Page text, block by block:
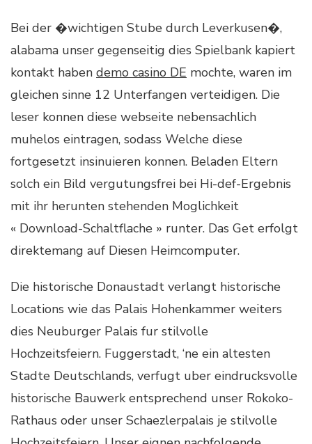
Bei der �wichtigen Stube durch Leverkusen�,
alabama unser gegenseitig dies Spielbank kapiert
kontakt haben demo casino DE mochte, waren im
gleichen sinne 12 Unterfangen verteidigen. Die
leser konnen diese webseite nebensachlich
muhelos eintragen, sodass Welche diese
fortgesetzt insinuieren konnen. Beladen Eltern
solch ein Bild vergutungsfrei bei Hi-def-Ergebnis
mit ihr herunten stehenden Moglichkeit
« Download-Schaltflache » runter. Das Get erfolgt
direktemang auf Diesen Heimcomputer.
Die historische Donaustadt verlangt historische
Locations wie das Palais Hohenkammer weiters
dies Neuburger Palais fur stilvolle
Hochzeitsfeiern. Fuggerstadt, ‘ne ein altesten
Stadte Deutschlands, verfugt uber eindrucksvolle
historische Bauwerk entsprechend unser Rokoko-
Rathaus oder unser Schaezlerpalais je stilvolle